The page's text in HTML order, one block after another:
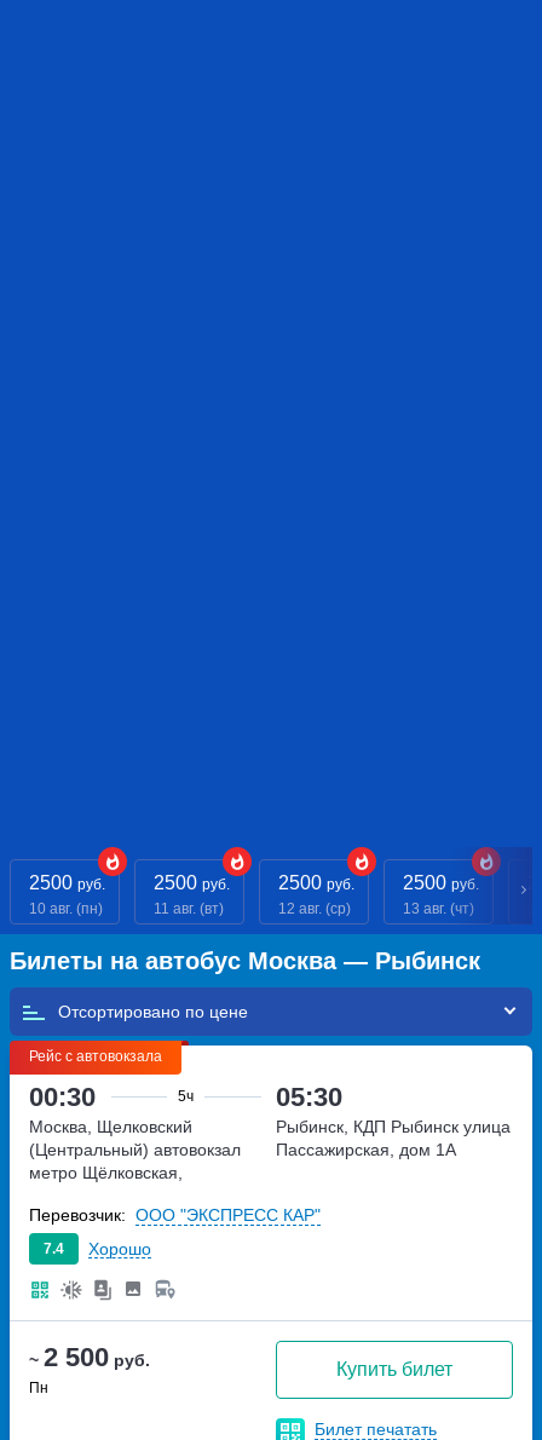
2500 руб.
10 авг. (пн)
2500 руб.
11 авг. (вт)
2500 руб.
12 авг. (ср)
2500 руб.
13 авг. (чт)
Билеты на автобус Москва — Рыбинск
Отсортировано по
Рейс с автовокзала
00:30 5ч 05:30
~ 2 500 руб.
Пн
Купить билет
Билет печатать
Москва, Щелковский
(Центральный) автовокзал
метро Щёлковская,
Рыбинск, КДП Рыбинск улица
Пассажирская, дом 1А
7.4 Хорошо
Перевозчик: ООО "ЭКСПРЕСС КАР"